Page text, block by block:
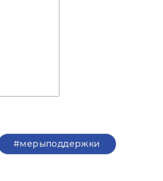
#мерыподдержки